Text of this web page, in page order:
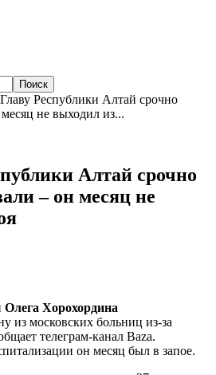
Республики Алтай срочно
не выходил из...
Алтай срочно
– он месяц не
Олега Хорохордина
из московских больниц из-за
телеграм-канал Bazа.
он месяц был в запое.